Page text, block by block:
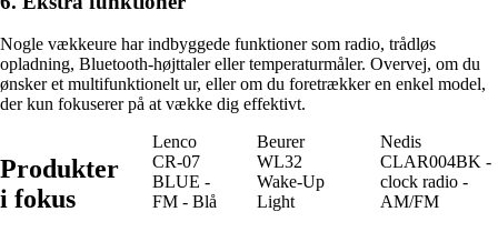
Nogle vækkeure har indbyggede funktioner som radio, trådløs
opladning, Bluetooth-højttaler eller temperaturmåler. Overvej, om du
ønsker et multifunktionelt ur, eller om du foretrækker en enkel model,
der kun fokuserer på at vække dig effektivt.
Produkter
i fokus
Lenco
CR-07
BLUE -
FM - Blå
Beurer
WL32
Wake-Up
Light
Nedis
CLAR004BK -
clock radio -
AM/FM